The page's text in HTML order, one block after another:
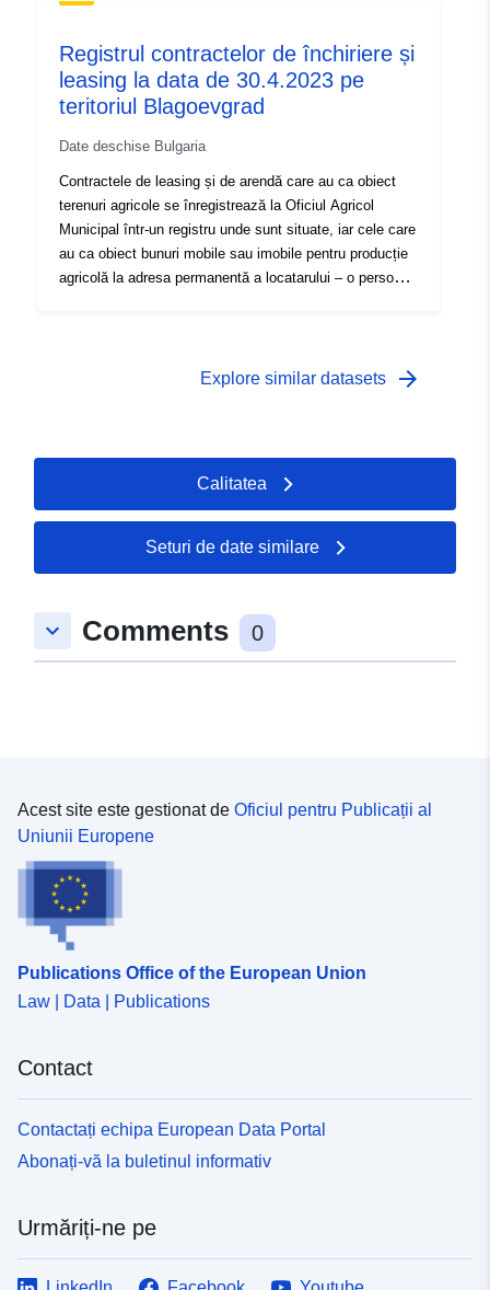
Registrul contractelor de închiriere și
leasing la data de 30.4.2023 pe
teritoriul Blagoevgrad
Date deschise Bulgaria
Contractele de leasing și de arendă care au ca obiect
terenuri agricole se înregistrează la Oficiul Agricol
Municipal într-un registru unde sunt situate, iar cele care
au ca obiect bunuri mobile sau imobile pentru producție
agricolă la adresa permanentă a locatarului – o persoană
Explore similar datasets arrow_forward
Calitatea
Seturi de date similare
keyboard_arrow_down Comments 0
Acest site este gestionat de Oficiul pentru Publicații al
Uniunii Europene
Publications Office of the European Union
Law | Data | Publications
Contact
Contactați echipa European Data Portal
Abonați-vă la buletinul informativ
Urmăriți-ne pe